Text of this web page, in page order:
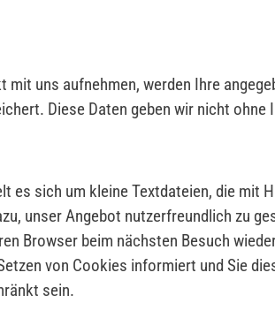
uns aufnehmen, werden Ihre
Diese Daten geben wir nicht ohne
es sich um kleine Textdateien, die mit
unser Angebot nutzerfreundlich zu
Browser beim nächsten Besuch
von Cookies informiert und Sie
sein.